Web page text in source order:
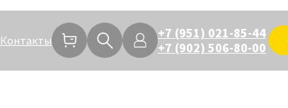
Контакты
+7 (951) 021-85-44
+7 (902) 506-80-00